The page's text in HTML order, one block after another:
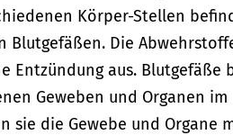
Körper-Stellen
Blutgefäßen. Die
Entzündung aus. Blutgefäße
Geweben und Organen
sie die Gewebe und Organe